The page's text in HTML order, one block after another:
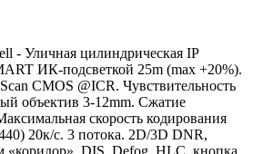
- Уличная цилиндрическая IP
ИК-подсветкой 25m (max +20%).
CMOS @ICR. Чувствительность
объектив 3-12mm. Сжатие
скорость кодирования
20к/с. 3 потока. 2D/3D DNR,
DIS, Defog, HLC, кнопка